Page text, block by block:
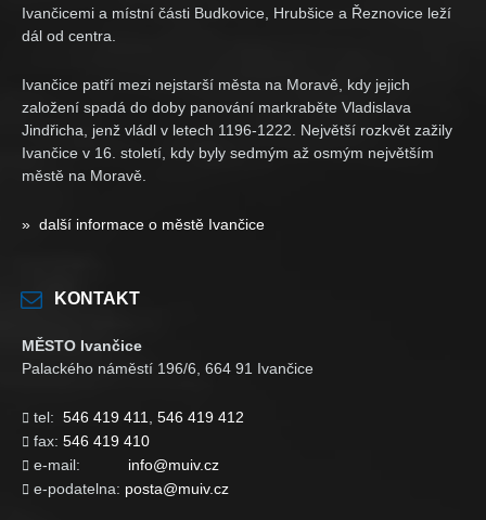
Ivančicemi a místní části Budkovice, Hrubšice a Řeznovice leží
dál od centra.
Ivančice patří mezi nejstarší města na Moravě, kdy jejich
založení spadá do doby panování markraběte Vladislava
Jindřicha, jenž vládl v letech 1196-1222. Největší rozkvět zažily
Ivančice v 16. století, kdy byly sedmým až osmým největším
městě na Moravě.
» další informace o městě Ivančice
KONTAKT
MĚSTO Ivančice
Palackého náměstí 196/6, 664 91 Ivančice
 tel: 546 419 411 546 419 412
 fax: 546 419 410
 e-mail: info@muiv.cz
 e-podatelna: posta@muiv.cz